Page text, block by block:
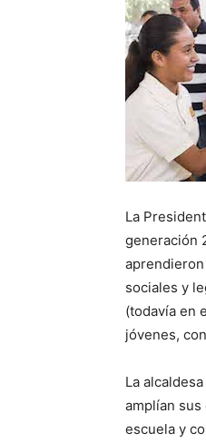
La
generación
sociales y
(todavía en
jóvenes,
La
amplían
escuela y